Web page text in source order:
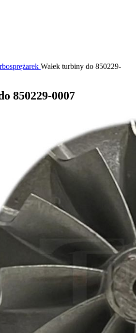
Wałek turbiny do 850229-
850229-0007